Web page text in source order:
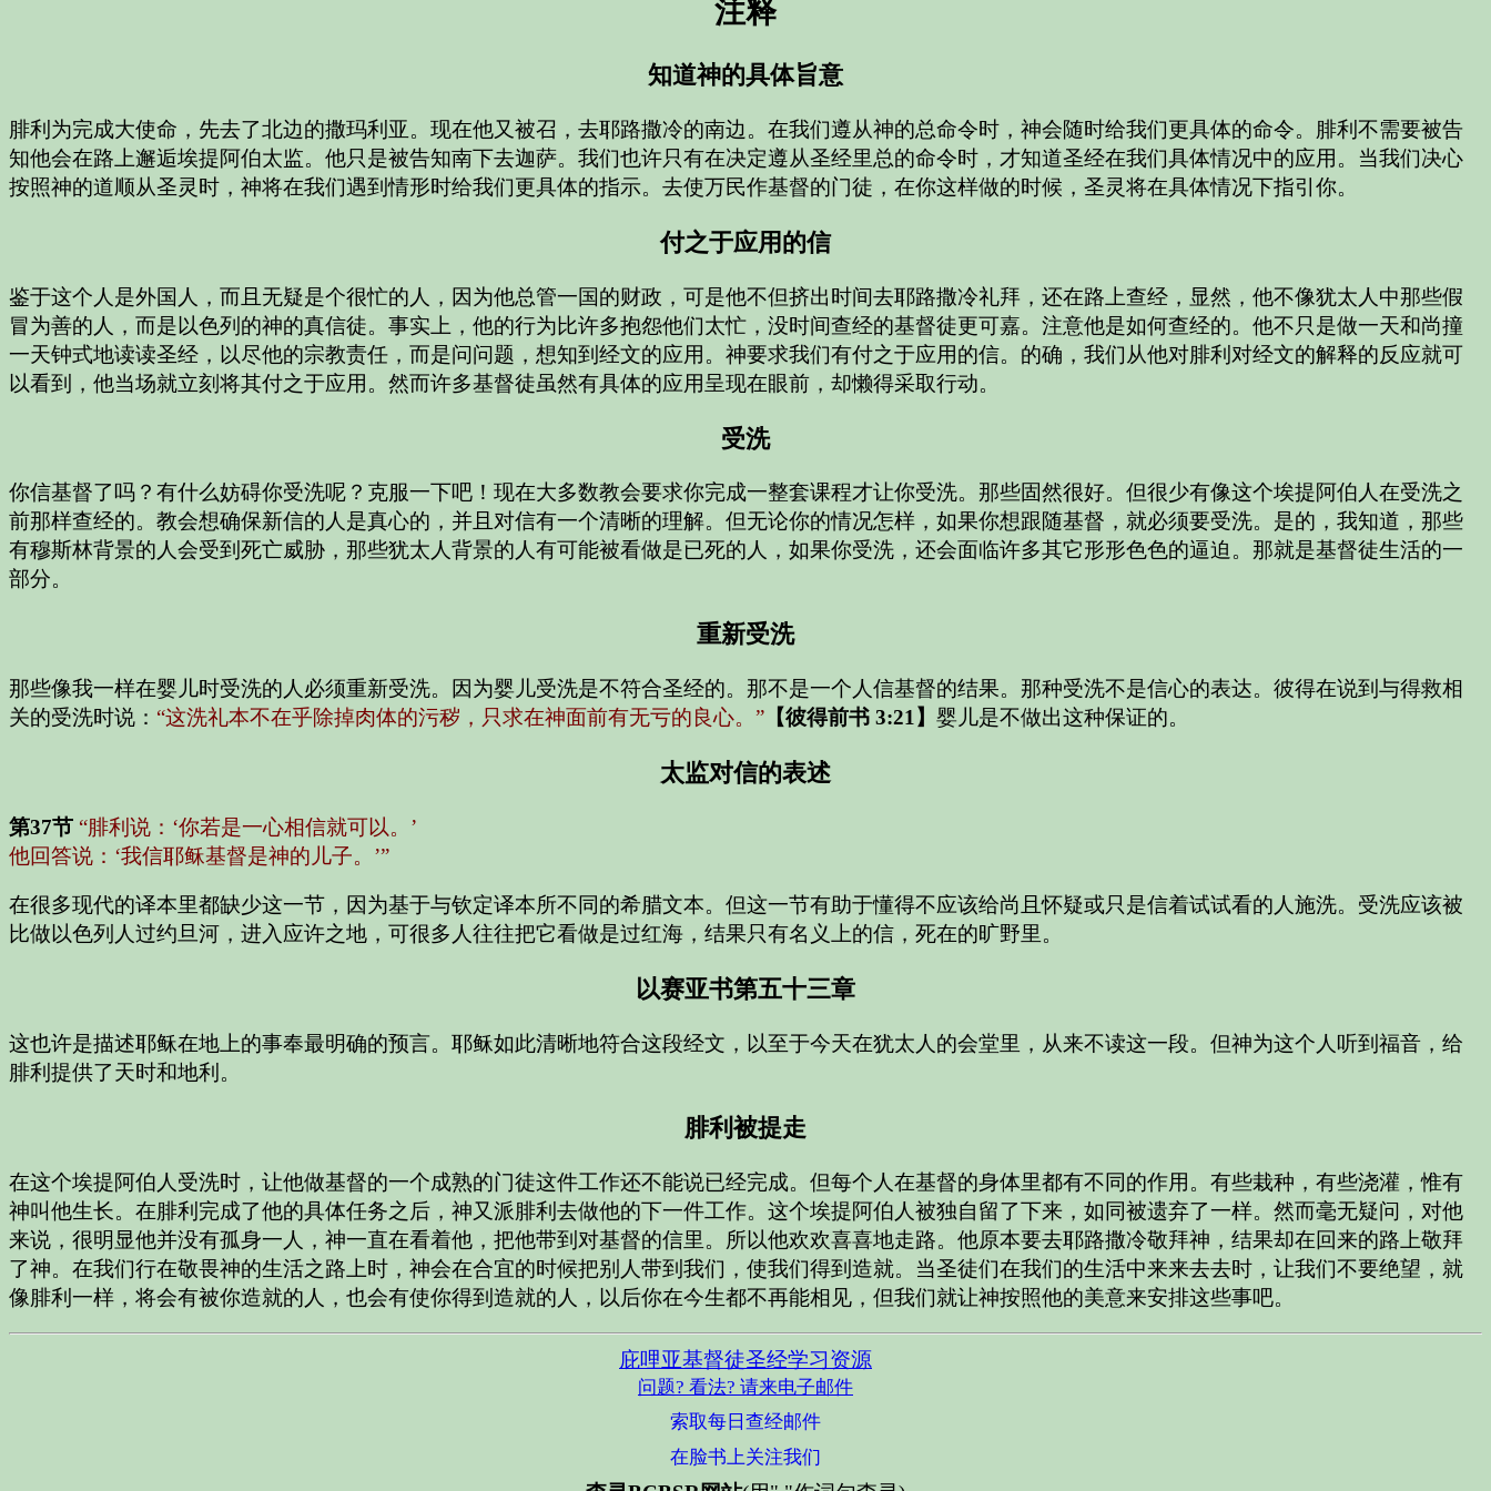
注释
知道神的具体旨意
腓利为完成大使命，先去了北边的撒玛利亚。现在他又被召，去耶路撒冷的南边。在我们遵从神的总命令时，神会随时给我们更具体的命令。腓利不需要被告
知他会在路上邂逅埃提阿伯太监。他只是被告知南下去迦萨。我们也许只有在决定遵从圣经里总的命令时，才知道圣经在我们具体情况中的应用。当我们决心
按照神的道顺从圣灵时，神将在我们遇到情形时给我们更具体的指示。去使万民作基督的门徒，在你这样做的时候，圣灵将在具体情况下指引你。
付之于应用的信
鉴于这个人是外国人，而且无疑是个很忙的人，因为他总管一国的财政，可是他不但挤出时间去耶路撒冷礼拜，还在路上查经，显然，他不像犹太人中那些假
冒为善的人，而是以色列的神的真信徒。事实上，他的行为比许多抱怨他们太忙，没时间查经的基督徒更可嘉。注意他是如何查经的。他不只是做一天和尚撞
一天钟式地读读圣经，以尽他的宗教责任，而是问问题，想知到经文的应用。神要求我们有付之于应用的信。的确，我们从他对腓利对经文的解释的反应就可
以看到，他当场就立刻将其付之于应用。然而许多基督徒虽然有具体的应用呈现在眼前，却懒得采取行动。
受洗
你信基督了吗？有什么妨碍你受洗呢？克服一下吧！现在大多数教会要求你完成一整套课程才让你受洗。那些固然很好。但很少有像这个埃提阿伯人在受洗之
前那样查经的。教会想确保新信的人是真心的，并且对信有一个清晰的理解。但无论你的情况怎样，如果你想跟随基督，就必须要受洗。是的，我知道，那些
有穆斯林背景的人会受到死亡威胁，那些犹太人背景的人有可能被看做是已死的人，如果你受洗，还会面临许多其它形形色色的逼迫。那就是基督徒生活的一
部分。
重新受洗
那些像我一样在婴儿时受洗的人必须重新受洗。因为婴儿受洗是不符合圣经的。那不是一个人信基督的结果。那种受洗不是信心的表达。彼得在说到与得救相
关的受洗时说： “这洗礼本不在乎除掉肉体的污秽，只求在神面前有无亏的良心。” 【彼得前书 3:21】 婴儿是不做出这种保证的。
太监对信的表述
第37节 “腓利说：‘你若是一心相信就可以。’
他回答说：‘我信耶稣基督是神的儿子。’”
在很多现代的译本里都缺少这一节，因为基于与钦定译本所不同的希腊文本。但这一节有助于懂得不应该给尚且怀疑或只是信着试试看的人施洗。受洗应该被
比做以色列人过约旦河，进入应许之地，可很多人往往把它看做是过红海，结果只有名义上的信，死在的旷野里。
以赛亚书第五十三章
这也许是描述耶稣在地上的事奉最明确的预言。耶稣如此清晰地符合这段经文，以至于今天在犹太人的会堂里，从来不读这一段。但神为这个人听到福音，给
腓利提供了天时和地利。
腓利被提走
在这个埃提阿伯人受洗时，让他做基督的一个成熟的门徒这件工作还不能说已经完成。但每个人在基督的身体里都有不同的作用。有些栽种，有些浇灌，惟有
神叫他生长。在腓利完成了他的具体任务之后，神又派腓利去做他的下一件工作。这个埃提阿伯人被独自留了下来，如同被遗弃了一样。然而毫无疑问，对他
来说，很明显他并没有孤身一人，神一直在看着他，把他带到对基督的信里。所以他欢欢喜喜地走路。他原本要去耶路撒冷敬拜神，结果却在回来的路上敬拜
了神。在我们行在敬畏神的生活之路上时，神会在合宜的时候把别人带到我们，使我们得到造就。当圣徒们在我们的生活中来来去去时，让我们不要绝望，就
像腓利一样，将会有被你造就的人，也会有使你得到造就的人，以后你在今生都不再能相见，但我们就让神按照他的美意来安排这些事吧。
庇哩亚基督徒圣经学习资源
问题? 看法? 请来电子邮件
索取每日查经邮件
在脸书上关注我们